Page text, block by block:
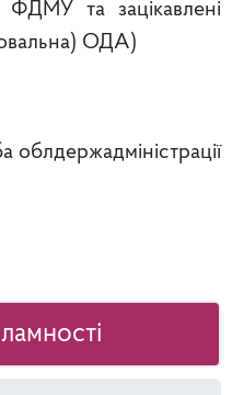
ФДМУ та зацікавлені
ОДА)
облдержадміністрації